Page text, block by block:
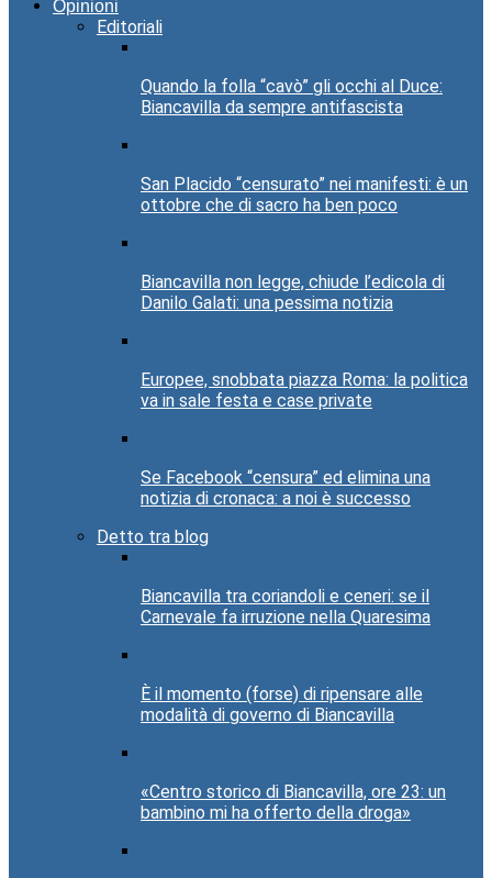
Opinioni
Editoriali
Quando la folla “cavò” gli occhi al Duce:
Biancavilla da sempre antifascista
San Placido “censurato” nei manifesti: è un
ottobre che di sacro ha ben poco
Biancavilla non legge, chiude l’edicola di
Danilo Galati: una pessima notizia
Europee, snobbata piazza Roma: la politica
va in sale festa e case private
Se Facebook “censura” ed elimina una
notizia di cronaca: a noi è successo
Detto tra blog
Biancavilla tra coriandoli e ceneri: se il
Carnevale fa irruzione nella Quaresima
È il momento (forse) di ripensare alle
modalità di governo di Biancavilla
«Centro storico di Biancavilla, ore 23: un
bambino mi ha offerto della droga»